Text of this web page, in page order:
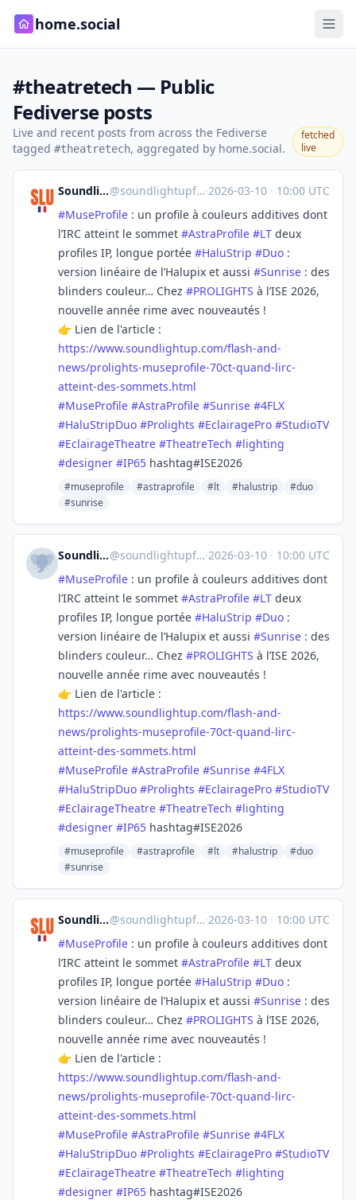
home.social
#theatretech — Public
Fediverse posts
Live and recent posts from across the Fediverse
tagged #theatretech, aggregated by home.social.
fetched
live
Soundlightup France@soundlightupfrance@mastodon.social ·2026-03-10 · 10:00 UTC
#MuseProfile : un profile à couleurs additives dont
l’IRC atteint le sommet #AstraProfile #LT deux
profiles IP, longue portée #HaluStrip #Duo :
version linéaire de l’Halupix et aussi #Sunrise : des
blinders couleur… Chez #PROLIGHTS à l’ISE 2026,
nouvelle année rime avec nouveautés !
👉 Lien de l'article :
https://www.soundlightup.com/flash-and-
news/prolights-museprofile-70ct-quand-lirc-
atteint-des-sommets.html
#MuseProfile #AstraProfile #Sunrise #4FLX
#HaluStripDuo #Prolights #EclairagePro #StudioTV
#EclairageTheatre #TheatreTech #lighting
#designer #IP65 hashtag#ISE2026
#museprofile #astraprofile #lt #halustrip
#duo
#sunrise
Soundlightup France@soundlightupfrance@mastodon.social ·2026-03-10 · 10:00 UTC
#MuseProfile : un profile à couleurs additives dont
l’IRC atteint le sommet #AstraProfile #LT deux
profiles IP, longue portée #HaluStrip #Duo :
version linéaire de l’Halupix et aussi #Sunrise : des
blinders couleur… Chez #PROLIGHTS à l’ISE 2026,
nouvelle année rime avec nouveautés !
👉 Lien de l'article :
https://www.soundlightup.com/flash-and-
news/prolights-museprofile-70ct-quand-lirc-
atteint-des-sommets.html
#MuseProfile #AstraProfile #Sunrise #4FLX
#HaluStripDuo #Prolights #EclairagePro #StudioTV
#EclairageTheatre #TheatreTech #lighting
#designer #IP65 hashtag#ISE2026
#museprofile #astraprofile #lt #halustrip
#duo
#sunrise
Soundlightup France@soundlightupfrance@mastodon.social ·2026-03-10 · 10:00 UTC
#MuseProfile : un profile à couleurs additives dont
l’IRC atteint le sommet #AstraProfile #LT deux
profiles IP, longue portée #HaluStrip #Duo :
version linéaire de l’Halupix et aussi #Sunrise : des
blinders couleur… Chez #PROLIGHTS à l’ISE 2026,
nouvelle année rime avec nouveautés !
👉 Lien de l'article :
https://www.soundlightup.com/flash-and-
news/prolights-museprofile-70ct-quand-lirc-
atteint-des-sommets.html
#MuseProfile #AstraProfile #Sunrise #4FLX
#HaluStripDuo #Prolights #EclairagePro #StudioTV
#EclairageTheatre #TheatreTech #lighting
#designer #IP65 hashtag#ISE2026